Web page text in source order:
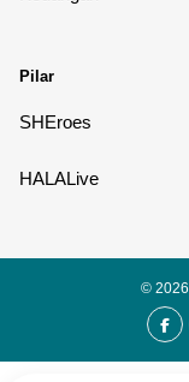
Pilar
SHEroes
HALALive
© 2026